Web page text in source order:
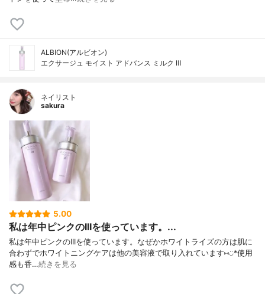
ALBION(アルビオン)
エクサージュ モイスト アドバンス ミルク Ⅲ
ネイリスト
sakura
5.00
私は年中ピンクのIIIを使っています。...
私は年中ピンクのIIIを使っています。なぜかホワイトライズの方は肌に
合わずでホワイトニングケアは他の美容液で取り入れています⑅︎◡̈︎*使用
感も香…続きを見る